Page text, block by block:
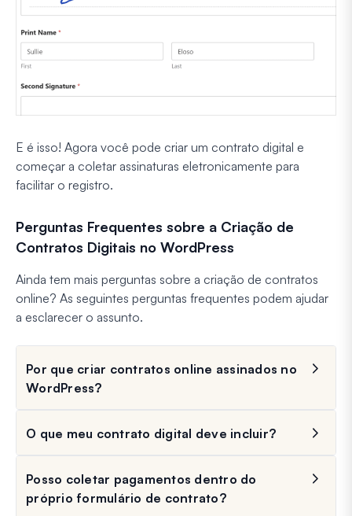
E é isso! Agora você pode criar um contrato digital e
começar a coletar assinaturas eletronicamente para
facilitar o registro.
Perguntas Frequentes sobre a Criação de
Contratos Digitais no WordPress
Ainda tem mais perguntas sobre a criação de contratos
online? As seguintes perguntas frequentes podem ajudar
a esclarecer o assunto.
Por que criar contratos online assinados no
WordPress?
O que meu contrato digital deve incluir?
Posso coletar pagamentos dentro do
próprio formulário de contrato?